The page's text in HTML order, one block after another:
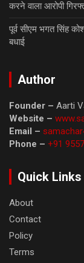
करने वाला आरोपी
पूर्व सीएम भगत सिंह
बधाई
Author
Founder – Aarti
Website –
Email –
Phone – +91
Quick Links
About
Contact
Policy
Terms